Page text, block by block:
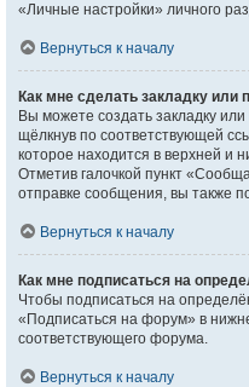
«Личные настройки» личного
Вернуться к началу
Как мне сделать закладку
Вы можете создать закладку
щёлкнув по соответствующей
которое находится в верхней и
Отметив галочкой пункт
отправке сообщения, вы также
Вернуться к началу
Как мне подписаться на
Чтобы подписаться на
«Подписаться на форум» в
соответствующего форума.
Вернуться к началу